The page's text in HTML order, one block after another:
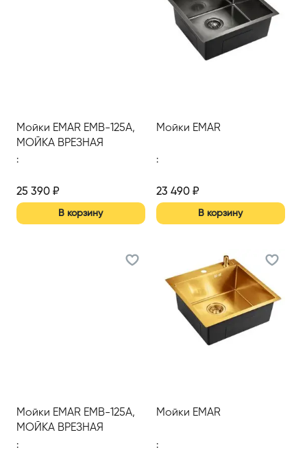
Мойки EMAR EMB-125А,
МОЙКА ВРЕЗНАЯ
740*500ММ
:
25 390 ₽
В корзину
Мойки EMAR
:
23 490₽
В корзину
Мойки EMAR EMB-125А,
МОЙКА ВРЕЗНАЯ
740*500ММ
:
Мойки EMAR
: